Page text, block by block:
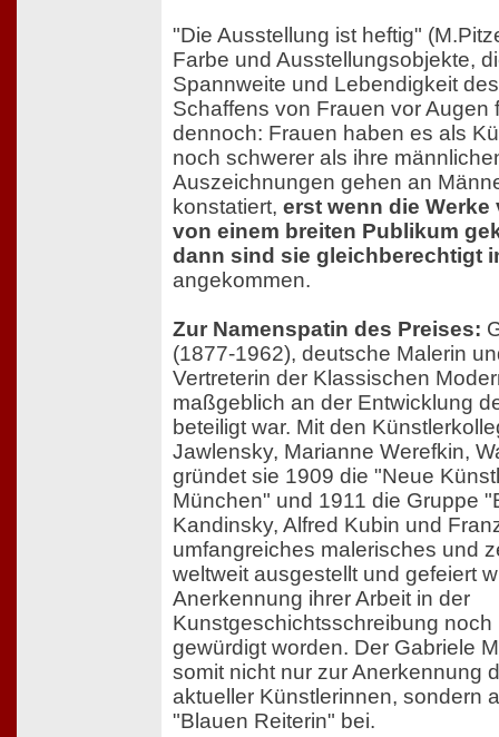
"Die Ausstellung ist heftig"
Farbe und Ausstellungsobjekte,
Spannweite und Lebendigkeit
Schaffens von Frauen vor Augen
dennoch: Frauen haben es als
noch schwerer als ihre
Auszeichnungen gehen an
konstatiert, erst wenn die
von einem breiten Publikum
dann sind sie gleichberechtigt
angekommen.
Zur Namenspatin des Preises:
(1877-1962), deutsche Malerin
Vertreterin der Klassischen
maßgeblich an der Entwicklung
beteiligt war. Mit den
Jawlensky, Marianne Werefkin,
gründet sie 1909 die "Neue
München" und 1911 die Gruppe
Kandinsky, Alfred Kubin und
umfangreiches malerisches und
weltweit ausgestellt und gefeiert
Anerkennung ihrer Arbeit in der
Kunstgeschichtsschreibung
gewürdigt worden. Der Gabriele
somit nicht nur zur Anerkennung
aktueller Künstlerinnen, sondern
"Blauen Reiterin" bei.